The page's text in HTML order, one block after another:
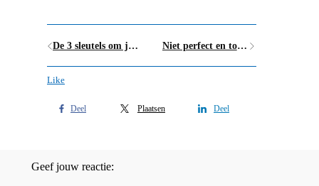
De 3 sleutels om jouw goede voornemens vol te houden Niet perfect en toch heel erg gelukkig
Like
Deel Plaatsen Deel
Geef jouw reactie: